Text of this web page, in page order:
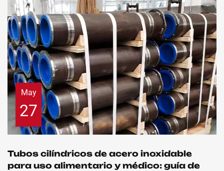
May
27
Tubos cilíndricos de acero inoxidable
para uso alimentario y médico: guía de